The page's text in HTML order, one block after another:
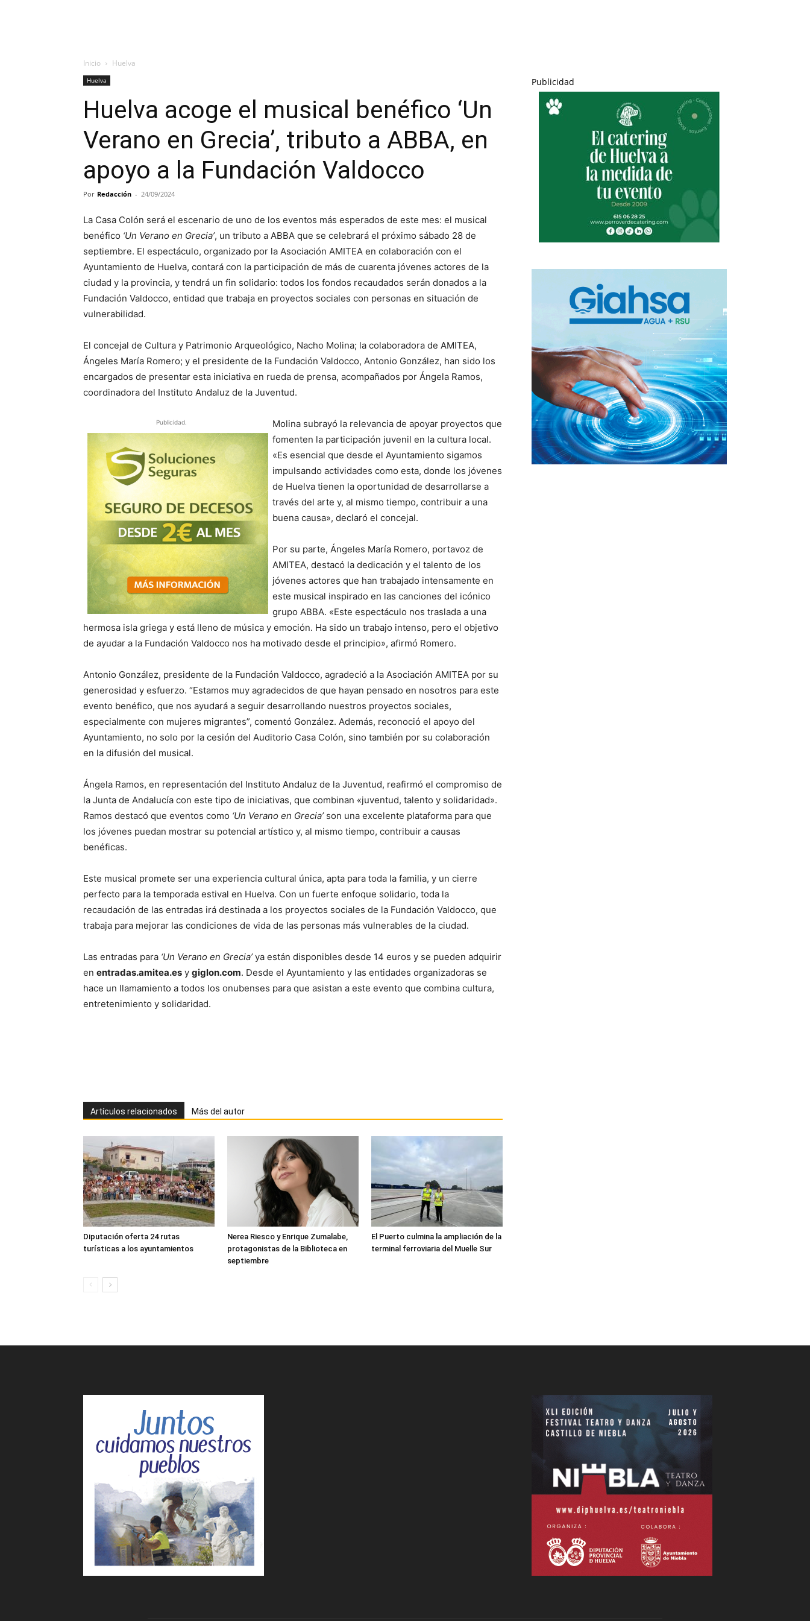
Inicio Huelva
Huelva
Huelva acoge el musical benéfico ‘Un
Verano en Grecia’, tributo a ABBA, en
apoyo a la Fundación Valdocco
Por Redacción - 24/09/2024
La Casa Colón será el escenario de uno de los eventos más esperados de este mes: el musical
benéfico ‘Un Verano en Grecia’, un tributo a ABBA que se celebrará el próximo sábado 28 de
septiembre. El espectáculo, organizado por la Asociación AMITEA en colaboración con el
Ayuntamiento de Huelva, contará con la participación de más de cuarenta jóvenes actores de la
ciudad y la provincia, y tendrá un fin solidario: todos los fondos recaudados serán donados a la
Fundación Valdocco, entidad que trabaja en proyectos sociales con personas en situación de
vulnerabilidad.
El concejal de Cultura y Patrimonio Arqueológico, Nacho Molina; la colaboradora de AMITEA,
Ángeles María Romero; y el presidente de la Fundación Valdocco, Antonio González, han sido los
encargados de presentar esta iniciativa en rueda de prensa, acompañados por Ángela Ramos,
coordinadora del Instituto Andaluz de la Juventud.
Publicidad.
Molina subrayó la relevancia de apoyar proyectos que
fomenten la participación juvenil en la cultura local.
«Es esencial que desde el Ayuntamiento sigamos
impulsando actividades como esta, donde los jóvenes
de Huelva tienen la oportunidad de desarrollarse a
través del arte y, al mismo tiempo, contribuir a una
buena causa», declaró el concejal.
Por su parte, Ángeles María Romero, portavoz de
AMITEA, destacó la dedicación y el talento de los
jóvenes actores que han trabajado intensamente en
este musical inspirado en las canciones del icónico
grupo ABBA. «Este espectáculo nos traslada a una
hermosa isla griega y está lleno de música y emoción. Ha sido un trabajo intenso, pero el objetivo
de ayudar a la Fundación Valdocco nos ha motivado desde el principio», afirmó Romero.
Antonio González, presidente de la Fundación Valdocco, agradeció a la Asociación AMITEA por su
generosidad y esfuerzo. “Estamos muy agradecidos de que hayan pensado en nosotros para este
evento benéfico, que nos ayudará a seguir desarrollando nuestros proyectos sociales,
especialmente con mujeres migrantes”, comentó González. Además, reconoció el apoyo del
Ayuntamiento, no solo por la cesión del Auditorio Casa Colón, sino también por su colaboración
en la difusión del musical.
Ángela Ramos, en representación del Instituto Andaluz de la Juventud, reafirmó el compromiso de
la Junta de Andalucía con este tipo de iniciativas, que combinan «juventud, talento y solidaridad».
Ramos destacó que eventos como ‘Un Verano en Grecia’son una excelente plataforma para que
los jóvenes puedan mostrar su potencial artístico y, al mismo tiempo, contribuir a causas
benéficas.
Este musical promete ser una experiencia cultural única, apta para toda la familia, y un cierre
perfecto para la temporada estival en Huelva. Con un fuerte enfoque solidario, toda la
recaudación de las entradas irá destinada a los proyectos sociales de la Fundación Valdocco, que
trabaja para mejorar las condiciones de vida de las personas más vulnerables de la ciudad.
Las entradas para ‘Un Verano en Grecia’ya están disponibles desde 14 euros y se pueden adquirir
en entradas.amitea.es y giglon.com. Desde el Ayuntamiento y las entidades organizadoras se
hace un llamamiento a todos los onubenses para que asistan a este evento que combina cultura,
entretenimiento y solidaridad.
Artículos relacionados Más del autor
Diputación oferta 24 rutas
turísticas a los ayuntamientos
Nerea Riesco y Enrique Zumalabe,
protagonistas de la Biblioteca en
septiembre
El Puerto culmina la ampliación de la
terminal ferroviaria del Muelle Sur
Publicidad